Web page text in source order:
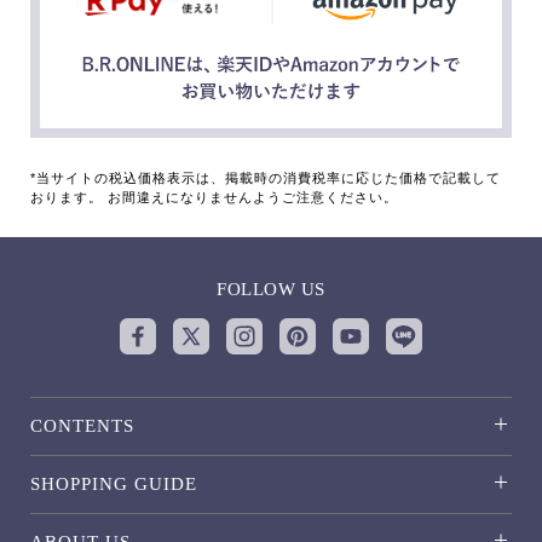
*当サイトの税込価格表示は、掲載時の消費税率に応じた価格で記載して
おります。 お間違えになりませんようご注意ください。
FOLLOW US
CONTENTS
SHOPPING GUIDE